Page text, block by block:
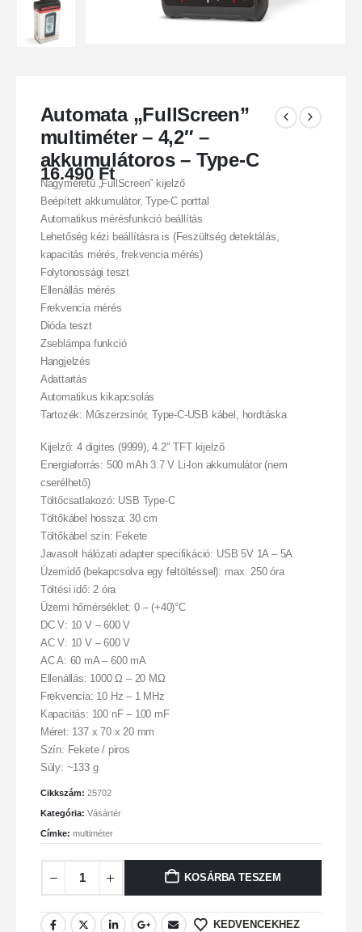
Automata „FullScreen”
multiméter – 4,2″ –
akkumulátoros – Type-C
16.490Ft
Nagyméretű „FullScreen” kijelző
Beépített akkumulátor, Type-C porttal
Automatikus mérésfunkció beállítás
Lehetőség kézi beállításra is (Feszültség detektálás,
kapacitás mérés, frekvencia mérés)
Folytonossági teszt
Ellenállás mérés
Frekvencia mérés
Dióda teszt
Zseblámpa funkció
Hangjelzés
Adattartás
Automatikus kikapcsolás
Tartozék: Műszerzsinór, Type-C-USB kábel, hordtáska
Kijelző: 4 digites (9999), 4.2″ TFT kijelző
Energiaforrás: 500 mAh 3.7 V Li-Ion akkumulátor (nem
cserélhető)
Töltőcsatlakozó: USB Type-C
Töltőkábel hossza: 30 cm
Töltőkábel szín: Fekete
Javasolt hálózati adapter specifikáció: USB 5V 1A – 5A
Üzemidő (bekapcsolva egy feltöltéssel): max. 250 óra
Töltési idő: 2 óra
Üzemi hőmérséklet: 0 – (+40)°C
DC V: 10 V – 600 V
AC V: 10 V – 600 V
AC A: 60 mA – 600 mA
Ellenállás: 1000 Ω – 20 MΩ
Frekvencia: 10 Hz – 1 MHz
Kapacitás: 100 nF – 100 mF
Méret: 137 x 70 x 20 mm
Szín: Fekete / piros
Súly: ~133 g
Cikkszám: 25702
Kategória: Vásártér
Címke: multiméter
KOSÁRBA TESZEM
KEDVENCEKHEZ